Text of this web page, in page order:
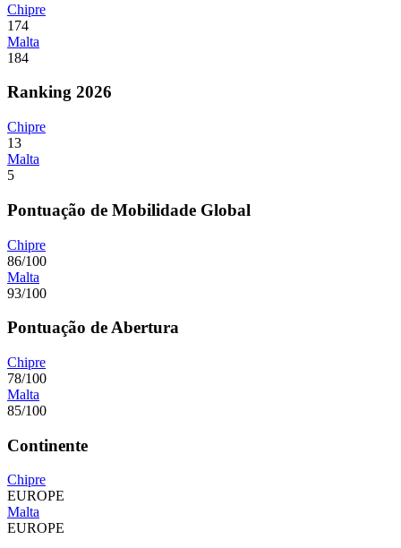
Chipre
174
Malta
184
Ranking 2026
Chipre
13
Malta
5
Pontuação de Mobilidade Global
Chipre
86/100
Malta
93/100
Pontuação de Abertura
Chipre
78/100
Malta
85/100
Continente
Chipre
EUROPE
Malta
EUROPE